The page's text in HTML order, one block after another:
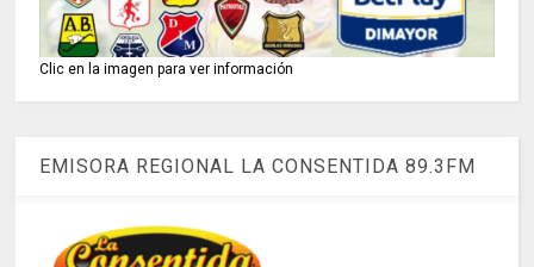
Clic en la imagen para ver información
EMISORA REGIONAL LA CONSENTIDA 89.3FM